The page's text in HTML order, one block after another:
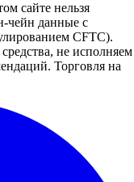
сайте нельзя
чейн данные с
CFTC).
не исполняем
Торговля на